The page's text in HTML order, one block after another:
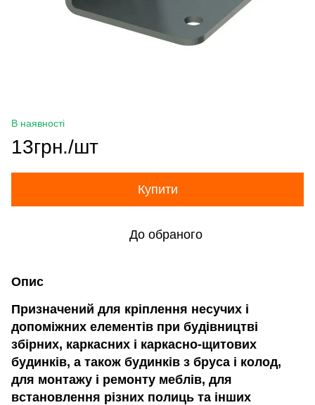
В наявності
13грн./шт
Купити
До обраного
Опис
Призначений для кріплення несучих і
допоміжних елементів при будівництві
збірних, каркасних і каркасно-щитових
будинків, а також будинків з бруса і колод,
для монтажу і ремонту меблів, для
встановлення різних полиць та інших